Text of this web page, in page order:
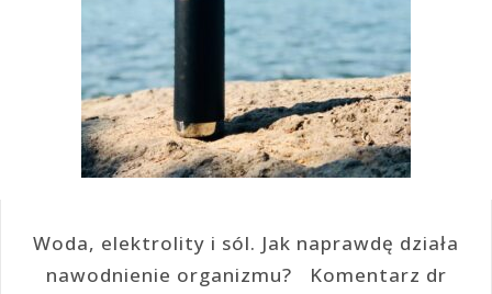
Woda, elektrolity i sól. Jak naprawdę działa
nawodnienie organizmu? Komentarz dr